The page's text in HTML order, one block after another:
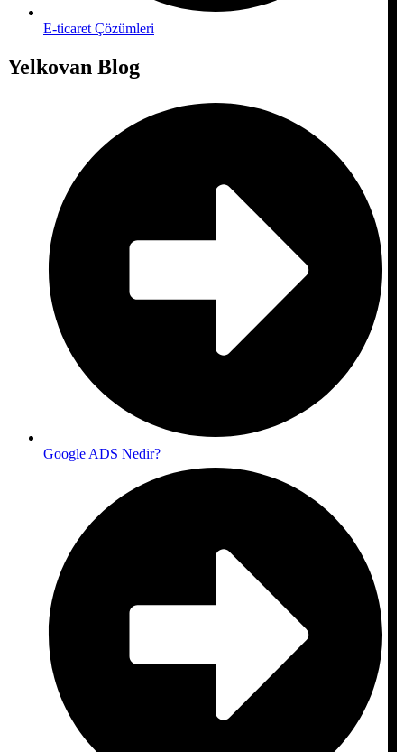
E-ticaret Çözümleri
Yelkovan Blog
Google ADS Nedir?